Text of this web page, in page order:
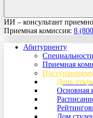
ИИ – консультант
Приемная комиссия: 8
Абитуриенту
Приемная
День
Основная
Дом